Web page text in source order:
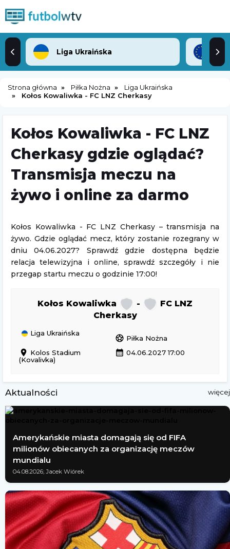
Liga Ukraińska
Strona główna Piłka Nożna
Liga Ukraińska
Kołos Kowaliwka - FC LNZ Cherkasy
Kołos Kowaliwka - FC LNZ
Cherkasy gdzie oglądać?
Transmisja meczu na
żywo i online za darmo
Kołos Kowaliwka - FC LNZ Cherkasy – transmisja na
żywo. Gdzie oglądać mecz, który zostanie rozegrany w
dniu 04.06.2027? Sprawdź gdzie dostępna będzie
relacja telewizyjna i online, sprawdź szczegóły i nie
przegap startu meczu o godzinie 17:00!
Kołos Kowaliwka -
FC LNZ
Cherkasy
Liga Ukraińska
sports_soccer Piłka Nożna
location_on Kolos Stadium
(Kovalivka)
calendar_month 04.06.2027 17:00
Aktualności więcej
Amerykańskie miasta domagają się od FIFA
milionów obiecanych za organizację meczów
mundialu
04.08.2026; Jacek Wiórek